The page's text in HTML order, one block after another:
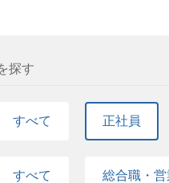
運
探す
すべて 正社員
すべて 総合職・